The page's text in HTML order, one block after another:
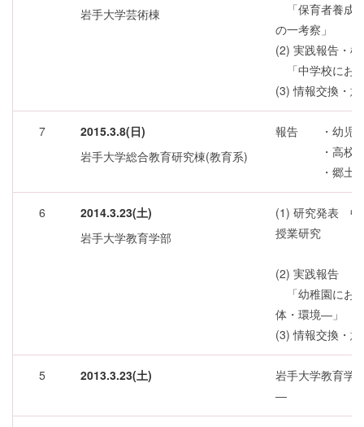
岩手大学芸術棟
「保育者養成
の一考察」
(2) 実践報告・
「中学校にお
(3) 情報交換・
7
2015.3.8(日)
岩手大学総合教育研究棟(教育系)
報告 ・幼児の
・高校の音
・郷土芸能
6
2014.3.23(土)
岩手大学教育学部
(1) 研究発表 中
授業研究
(2) 実践報告
「幼稚園にお
体・環境―」
(3) 情報交換・
5 2013.3.23(土)
岩手大学教育学
―